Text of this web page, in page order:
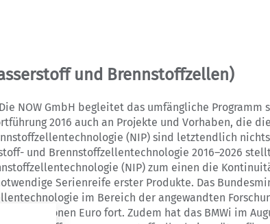
und Brennstoffzellen)
NOW GmbH begleitet das umfängliche Programm
2016 auch an Projekte und Vorhaben, die
(NIP) sind letztendlich
und Brennstoffzellentechnologie 2016–2026
(NIP) zum einen die
Serienreife erster Produkte. Das
im Bereich der angewandten
25 Millionen Euro fort. Zudem hat das BMWi im